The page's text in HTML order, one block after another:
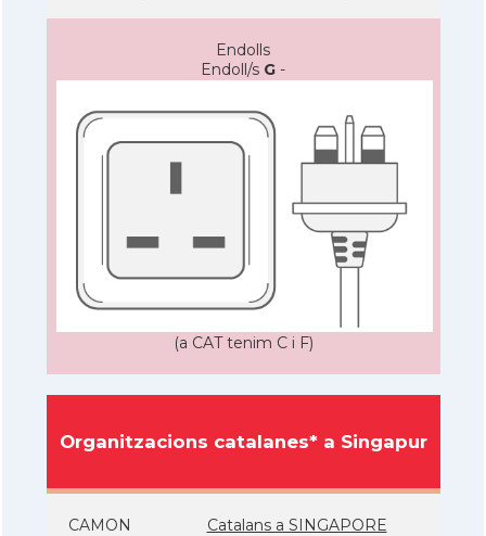
Endolls
Endoll/s G -
(a CAT tenim C i F)
Organitzacions catalanes* a Singapur
CAMON Catalans a SINGAPORE